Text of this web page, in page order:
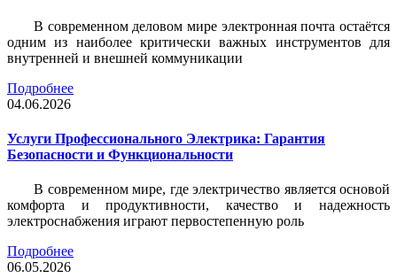
В современном деловом мире электронная почта остаётся
одним из наиболее критически важных инструментов для
внутренней и внешней коммуникации
Подробнее
04.06.2026
Услуги Профессионального Электрика: Гарантия
Безопасности и Функциональности
В современном мире, где электричество является основой
комфорта и продуктивности, качество и надежность
электроснабжения играют первостепенную роль
Подробнее
06.05.2026